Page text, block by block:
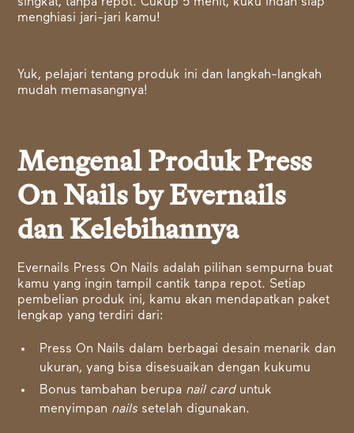
menghiasi jari-jari kamu!
Yuk, pelajari tentang produk ini dan langkah-langkah
mudah memasangnya!
Mengenal Produk Press
On Nails by Evernails
dan Kelebihannya
Evernails Press On Nails adalah pilihan sempurna buat
kamu yang ingin tampil cantik tanpa repot. Setiap
pembelian produk ini, kamu akan mendapatkan paket
lengkap yang terdiri dari:
Press On Nails dalam berbagai desain menarik dan
ukuran, yang bisa disesuaikan dengan kukumu
Bonus tambahan berupa nail card untuk
menyimpan nails setelah digunakan.